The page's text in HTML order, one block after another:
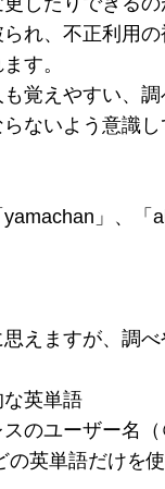
れ、不正利用
す。
覚えやすい、
ないよう意識し
」、「
えますが、調べ
な英単語
のユーザー名
英単語だけを